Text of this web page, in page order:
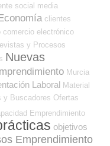
social media
clientes
comercio electrónico
y Procesos
Nuevas
Murcia
Laboral Material
y Buscadores Ofertas
Emprendimiento
objetivos
Emprendimiento